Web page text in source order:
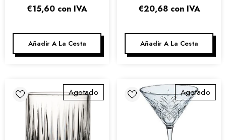
DE 4
€15,60 con IVA
Añadir A La Cesta
€20,68 con IVA
Añadir A La Cesta
Agotado Agotado